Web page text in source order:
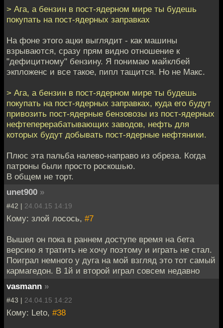
> Ага, а бензин в пост-ядерном мире ты будешь
покупать на пост-ядерных заправках
На фоне этого ацки выглядит - как машины
взрываются, сразу прям видно отношение к
"дефицитному" бензину. Я понимаю майклбей
экпложенс и все такое, пипл тащится. Но не Макс.
> Ага, а бензин в пост-ядерном мире ты будешь
покупать на пост-ядерных заправках, куда его будут
привозить пост-ядерные бензовозы из пост-ядерных
нефтеперерабатывающих заводов, нефть для
которых будут добывать пост-ядерные нефтяники.
Плюс эта пальба налево-направо из обреза. Когда
патроны были просто роскошью.
В общем не торт.
unet900 »
#42 | 24.04.15 14:19
Кому: злой лосось, #7
Вышел он пока в раннем доступе время на бета
версию я тратить не хочу поэтому и играть не стал.
Поиграл немного у дуга на мой взгляд это тот самый
кармагедон. В 1й и второй играл совсем недавно
vasmann »
#43 | 24.04.15 14:22
Кому: Leto, #38